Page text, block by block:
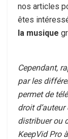
nos articles
êtes
la musique
Cependant,
par les
permet de
droit
distribuer ou
KeepVid Pro